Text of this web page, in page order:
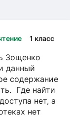
1 класс
Зощенко
данный
содержание
Где найти
нет, а
нет